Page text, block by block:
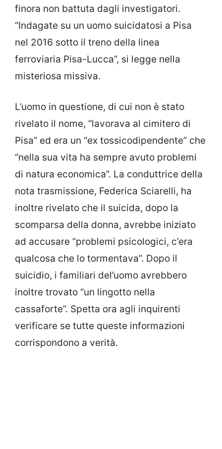
finora non battuta dagli investigatori.
“Indagate su un uomo suicidatosi a Pisa
nel 2016 sotto il treno della linea
ferroviaria Pisa-Lucca”, si legge nella
misteriosa missiva.
L’uomo in questione, di cui non è stato
rivelato il nome, “lavorava al cimitero di
Pisa” ed era un “ex tossicodipendente” che
“nella sua vita ha sempre avuto problemi
di natura economica”. La conduttrice della
nota trasmissione, Federica Sciarelli, ha
inoltre rivelato che il suicida, dopo la
scomparsa della donna, avrebbe iniziato
ad accusare “problemi psicologici, c’era
qualcosa che lo tormentava”. Dopo il
suicidio, i familiari del’uomo avrebbero
inoltre trovato “un lingotto nella
cassaforte”. Spetta ora agli inquirenti
verificare se tutte queste informazioni
corrispondono a verità.